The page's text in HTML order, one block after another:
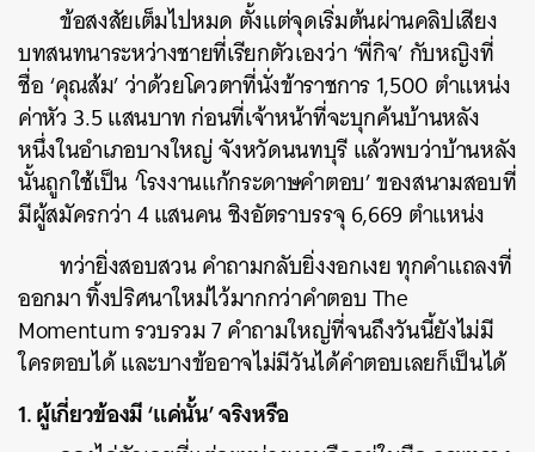
ข้อสงสัยเต็มไปหมด ตั้งแต่จุดเริ่มต้นผ่านคลิปเสียง
บทสนทนาระหว่างชายที่เรียกตัวเองว่า ‘พี่กิจ’ กับหญิงที่
ชื่อ ‘คุณส้ม’ ว่าด้วยโควตาที่นั่งข้าราชการ 1,500 ตำแหน่ง
ค่าหัว 3.5 แสนบาท ก่อนที่เจ้าหน้าที่จะบุกค้นบ้านหลัง
หนึ่งในอำเภอบางใหญ่ จังหวัดนนทบุรี แล้วพบว่าบ้านหลัง
นั้นถูกใช้เป็น ‘โรงงานแก้กระดาษคำตอบ’ ของสนามสอบที่
มีผู้สมัครกว่า 4 แสนคน ชิงอัตราบรรจุ 6,669 ตำแหน่ง
ทว่ายิ่งสอบสวน คำถามกลับยิ่งงอกเงย ทุกคำแถลงที่
ออกมา ทิ้งปริศนาใหม่ไว้มากกว่าคำตอบ The
Momentum รวบรวม 7 คำถามใหญ่ที่จนถึงวันนี้ยังไม่มี
ใครตอบได้ และบางข้ออาจไม่มีวันได้คำตอบเลยก็เป็นได้
1.ผู้เกี่ยวข้องมี ‘แค่นั้น’ จริงหรือ